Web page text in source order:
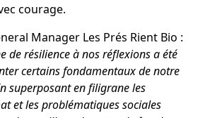
courage.
Manager Les Prés Rient Bio :
de résilience à nos réflexions a été
certains fondamentaux de notre
superposant en filigrane les
et les problématiques sociales